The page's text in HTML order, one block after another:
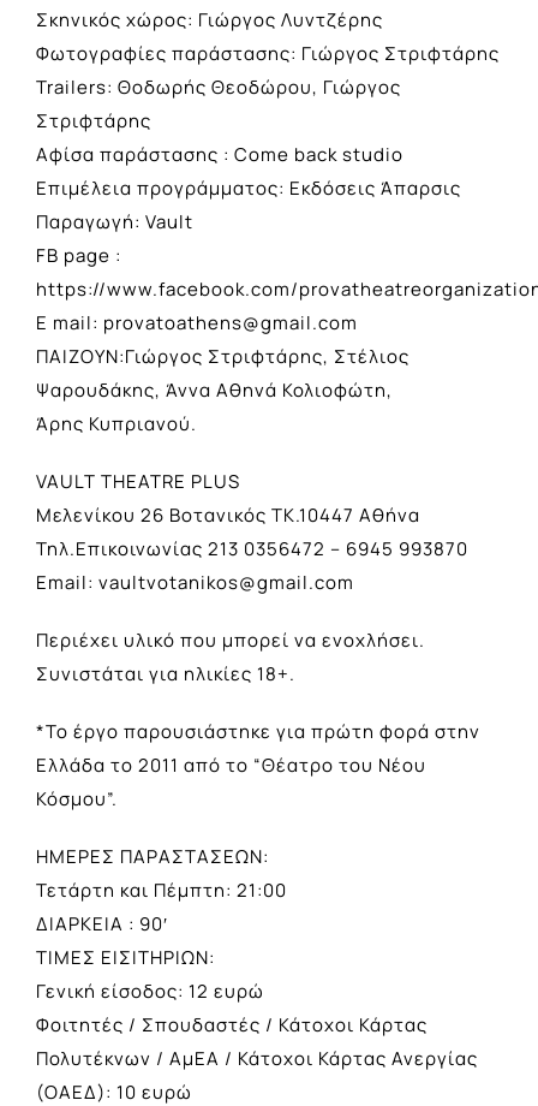
Σκηνικός χώρος: Γιώργος Λυντζέρης
Φωτογραφίες παράστασης: Γιώργος Στριφτάρης
Trailers: Θοδωρής Θεοδώρου, Γιώργος
Στριφτάρης
Αφίσα παράστασης : Come back studio
Επιμέλεια προγράμματος: Εκδόσεις Άπαρσις
Παραγωγή: Vault
FB page :
https://www.facebook.com/
E mail: provatoathens@gmail.com
ΠΑΙΖΟΥΝ:Γιώργος Στριφτάρης, Στέλιος
Ψαρουδάκης, Άννα Αθηνά Κολιοφώτη,
Άρης Κυπριανού.
VAULT THEATRE PLUS
Μελενίκου 26 Βοτανικός TK.10447 Αθήνα
Τηλ.Επικοινωνίας 213 0356472 – 6945 993870
Email: vaultvotanikos@gmail.com
Περιέχει υλικό που μπορεί να ενοχλήσει.
Συνιστάται για ηλικίες 18+.
*Το έργο παρουσιάστηκε για πρώτη φορά στην
Ελλάδα το 2011 από το “Θέατρο του Νέου
Κόσμου”.
ΗΜΕΡΕΣ ΠΑΡΑΣΤΑΣΕΩΝ:
Τετάρτη και Πέμπτη: 21:00
ΔΙΑΡΚΕΙΑ : 90′
ΤΙΜΕΣ ΕΙΣΙΤΗΡΙΩΝ:
Γενική είσοδος: 12 ευρώ
Φοιτητές / Σπουδαστές / Κάτοχοι Κάρτας
Πολυτέκνων / ΑμΕΑ / Κάτοχοι Κάρτας Ανεργίας
(ΟΑΕΔ): 10 ευρώ